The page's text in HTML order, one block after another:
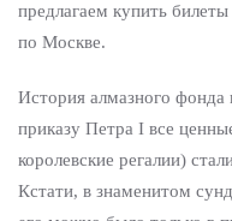
предлагаем купить
по Москве.
История алмазного фонда
приказу Петра I все
королевские регалии)
Кстати, в знаменитом